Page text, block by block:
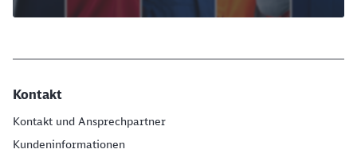
Kontakt
Kontakt und Ansprechpartner
Kundeninformationen